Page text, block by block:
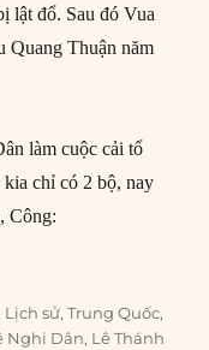
lật đổ. Sau đó Vua
Quang Thuận năm
làm cuộc cải tổ
kia chỉ có 2 bộ, nay
Công:
Lê Thánh Tông lên
Lịch sử,Trung Quốc,
Nghi Dân, Lê Thánh